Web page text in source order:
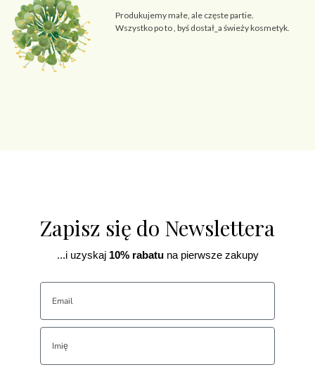
Produkujemy małe, ale częste partie.
Wszystko po to , byś dostał_a świeży kosmetyk.
Zapisz się do Newslettera
...i uzyskaj10% rabatuna pierwsze zakupy